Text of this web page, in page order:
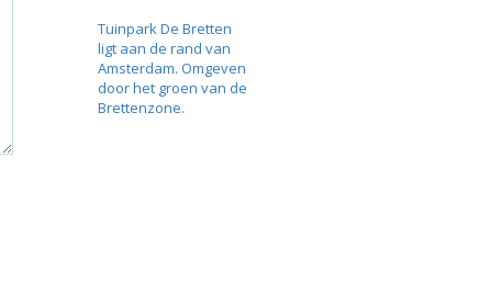
Tuinpark De Bretten
ligt aan de rand van
Amsterdam. Omgeven
door het groen van de
Brettenzone.